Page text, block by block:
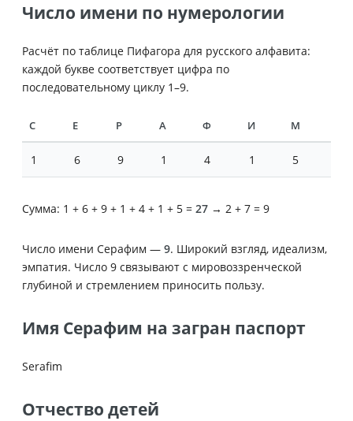
Число имени по нумерологии
Расчёт по таблице Пифагора для русского алфавита:
каждой букве соответствует цифра по
последовательному циклу 1–9.
С Е Р А Ф И М
1 6 9 1 4 1 5
Сумма: 1 + 6 + 9 + 1 + 4 + 1 + 5 = 27 → 2 + 7 = 9
Число имени Серафим — 9. Широкий взгляд, идеализм,
эмпатия. Число 9 связывают с мировоззренческой
глубиной и стремлением приносить пользу.
Имя Серафим на загран паспорт
Serafim
Отчество детей